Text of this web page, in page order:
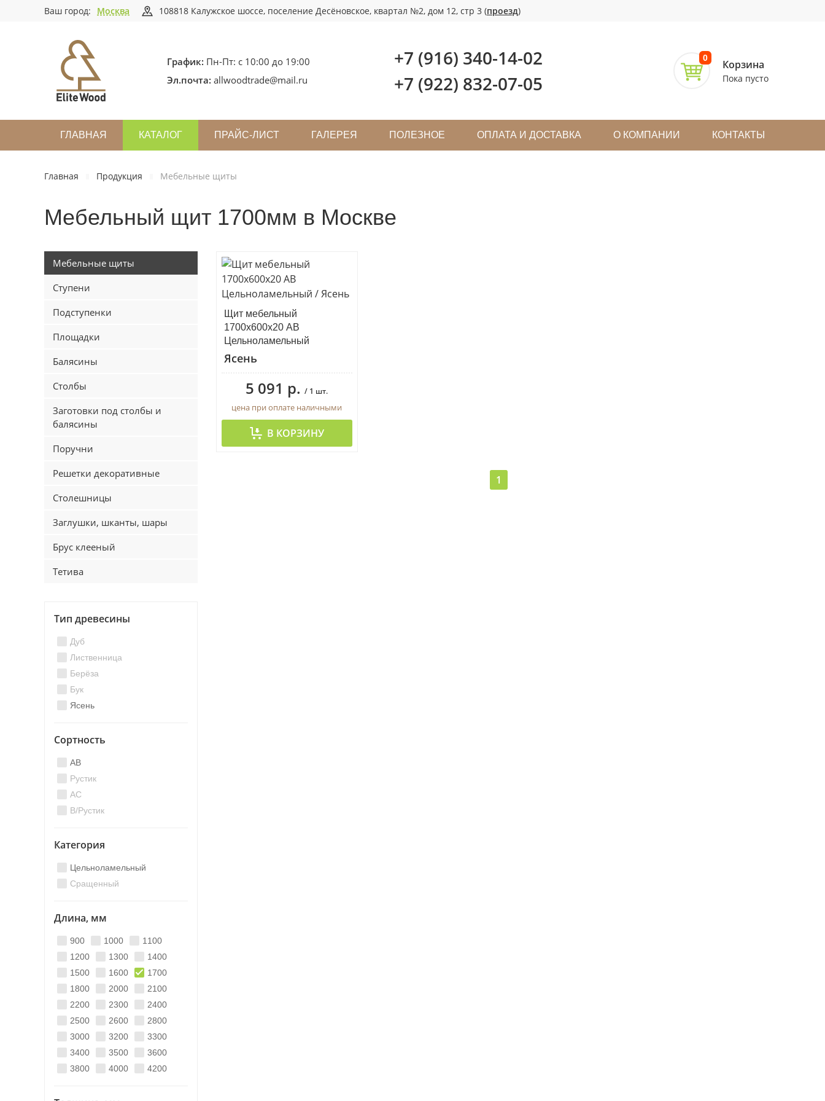
Ваш город: Москва 108818 Калужское шоссе, поселение Десёновское, квартал №2, дом 12, стр 3 (проезд)
График: Пн-Пт: с 10:00 до 19:00
Эл.почта: allwoodtrade@mail.ru
+7 (916) 340-14-02
+7 (922) 832-07-05
0 Корзина
Пока пусто
ГЛАВНАЯ КАТАЛОГ ПРАЙС-ЛИСТ ГАЛЕРЕЯ ПОЛЕЗНОЕ ОПЛАТА И ДОСТАВКА О КОМПАНИИ КОНТАКТЫ
Главная Продукция Мебельные щиты
Мебельный щит 1700мм в Москве
Мебельные щиты
Ступени
Подступенки
Площадки
Балясины
Столбы
Заготовки под столбы и
балясины
Поручни
Решетки декоративные
Столешницы
Заглушки, шканты, шары
Брус клееный
Тетива
Тип древесины
Дуб
Лиственница
Берёза
Бук
Ясень
Сортность
AB
Рустик
AC
B/Рустик
Категория
Цельноламельный
Сращенный
Длина, мм
900 1000
1100
1200
1300
1400
1500
1600
1700
1800
2000
2100
2200
2300
2400
2500
2600
2800
3000
3200
3300
3400
3500
3600
3800
4000 4200
Щит мебельный
1700х600х20 АВ
Цельноламельный
Ясень
5 091 р. / 1 шт.
цена при оплате наличными
В КОРЗИНУ
1